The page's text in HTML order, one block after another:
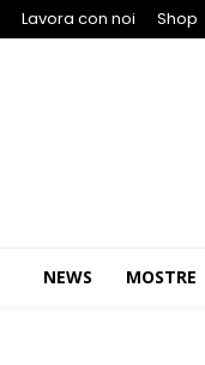
Lavora con noi Shop
NEWS MOSTRE